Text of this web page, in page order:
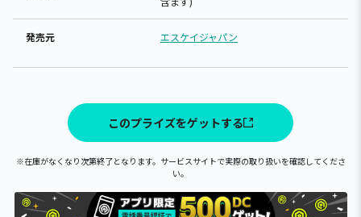
発売元 エスケイジャパン
このプライズをゲットする
※在庫がなくなり次第終了となります。サービスサイトで実際の取り扱いを確認してくださ
い。